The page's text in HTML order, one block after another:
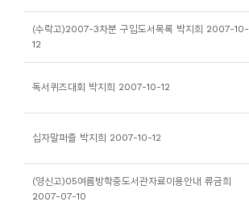
(수락고)2007-3차분 구입도서목록 박지희 2007-10-
12
독서퀴즈대회 박지희 2007-10-12
십자말퍼즐 박지희 2007-10-12
(영신고)05여름방학중도서관자료이용안내 류금희
2007-07-10